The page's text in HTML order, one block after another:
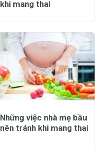
khi mang thai
Những việc nhà mẹ bầu
nên tránh khi mang thai